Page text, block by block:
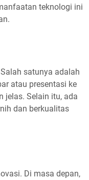
teknologi ini
satunya adalah
atau presentasi ke
jelas. Selain itu, ada
dan berkualitas
Di masa depan,